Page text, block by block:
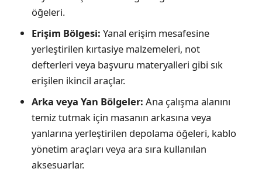
öğeleri.
Erişim Bölgesi: Yanal erişim mesafesine
yerleştirilen kırtasiye malzemeleri, not
defterleri veya başvuru materyalleri gibi sık
erişilen ikincil araçlar.
Arka veya Yan Bölgeler: Ana çalışma alanını
temiz tutmak için masanın arkasına veya
yanlarına yerleştirilen depolama öğeleri, kablo
yönetim araçları veya ara sıra kullanılan
aksesuarlar.